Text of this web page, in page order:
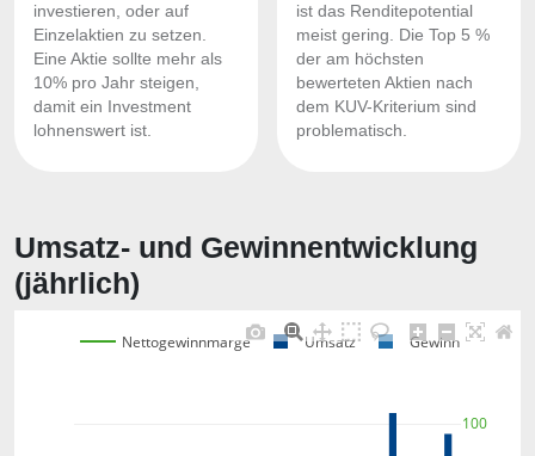
investieren, oder auf
Einzelaktien zu setzen.
Eine Aktie sollte mehr als
10% pro Jahr steigen,
damit ein Investment
lohnenswert ist.
ist das Renditepotential
meist gering. Die Top 5 %
der am höchsten
bewerteten Aktien nach
dem KUV-Kriterium sind
problematisch.
Umsatz- und Gewinnentwicklung
(jährlich)
100
Nettogewinnmarge Umsatz Gewinn